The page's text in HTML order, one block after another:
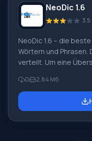
Windows aufNeoDic 1.6
3.5
NeoDic 1.6 – die
Wörtern und Phrasen.
verteilt. Um eine
hochwertige
können NeoDic 1.6
von unserer Website
0 2.84 Мб